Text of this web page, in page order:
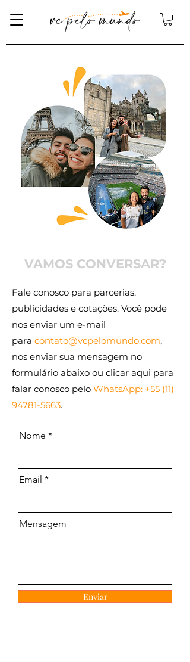
VAMOS CONVERSAR?
Fale conosco para parcerias,
publicidades e cotações. Você pode
nos enviar um e-mail
para contato@vcpelomundo.com,
nos enviar sua mensagem no
formulário abaixo ou clicar aqui para
falar conosco pelo WhatsApp: +55 (11)
94781-5663.
Nome
Email
Mensagem
Enviar